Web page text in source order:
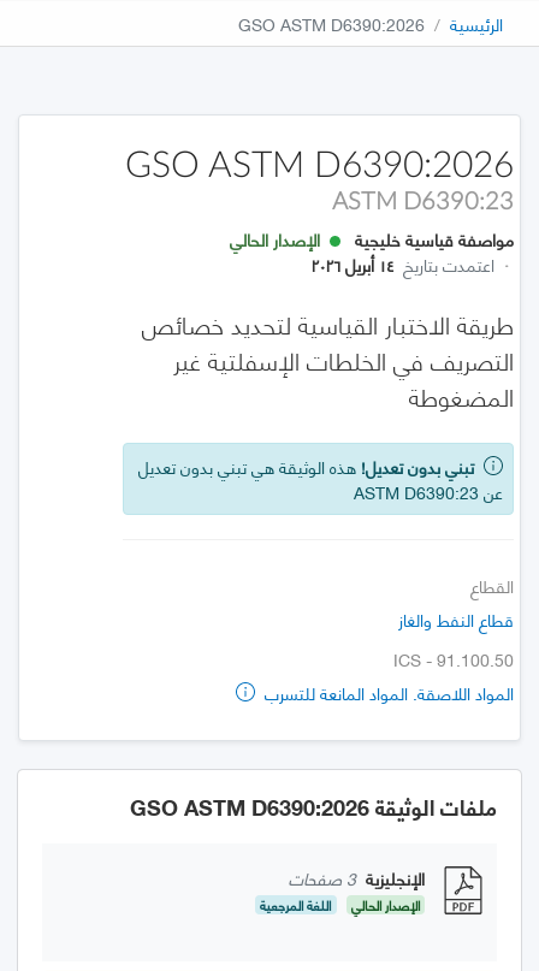
الرئيسية GSO ASTM D6390:2026
GSO ASTM D6390:2026
ASTM D6390:23
مواصفة قياسية خليجية
الإصدار الحالي
· اعتمدت بتاريخ ١٤ أبريل ٢٠٢٦
طريقة الاختبار القياسية لتحديد خصائص
التصريف في الخلطات الإسفلتية غير
المضغوطة
تبني بدون تعديل! هذه الوثيقة هي تبني بدون تعديل
عن ASTM D6390:23
القطاع
قطاع النفط والغاز
ICS - 91.100.50
المواد اللاصقة. المواد المانعة للتسرب
ملفات الوثيقة GSO ASTM D6390:2026
الإنجليزية 3 صفحات
الإصدار الحالي اللغة المرجعية